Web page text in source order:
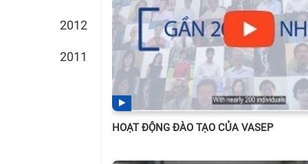
2012
2011
HOẠT ĐỘNG ĐÀO TẠO CỦA VASEP